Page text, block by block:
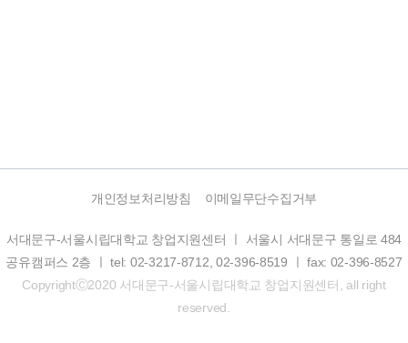
개인정보처리방침 이메일무단수집거부
서대문구-서울시립대학교 창업지원센터 ㅣ 서울시 서대문구 통일로 484
공유캠퍼스 2층 ㅣ tel: 02-3217-8712, 02-396-8519 ㅣ fax: 02-396-8527
CopyrightⒸ2020 서대문구-서울시립대학교 창업지원센터, all right
reserved.